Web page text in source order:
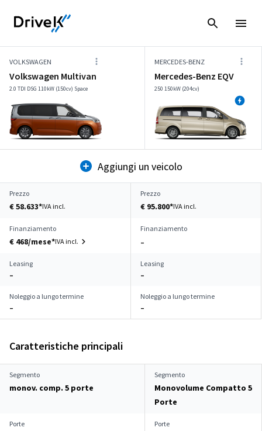
VOLKSWAGEN
Volkswagen Multivan
2.0 TDI DSG 110kW (150cv) Space
MERCEDES-BENZ
Mercedes-Benz EQV
250 150kW (204cv)
Aggiungi un veicolo
Prezzo
€ 58.633*IVA incl.
Prezzo
€ 95.800*IVA incl.
Finanziamento
€ 468/mese*IVA incl.
Finanziamento
–
Leasing
–
Leasing
–
Noleggio a lungo termine
–
Noleggio a lungo termine
–
Caratteristiche principali
Segmento
monov. comp. 5 porte
Segmento
Monovolume Compatto 5
Porte
Porte Porte